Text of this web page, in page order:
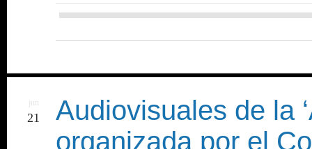
jun
21
Audiovisuales de la
organizada por el